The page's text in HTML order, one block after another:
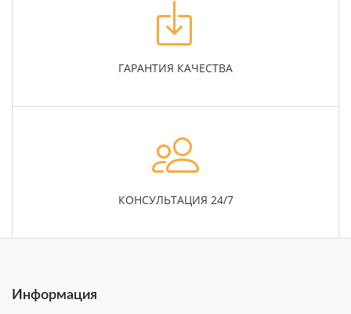
ГАРАНТИЯ КАЧЕСТВА
КОНСУЛЬТАЦИЯ 24/7
Информация